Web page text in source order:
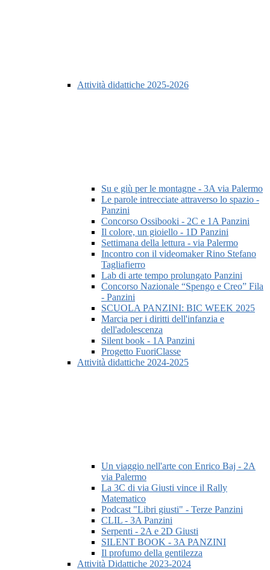
Attività didattiche 2025-2026
Su e giù per le montagne - 3A via Palermo
Le parole intrecciate attraverso lo spazio -
Panzini
Concorso Ossibooki - 2C e 1A Panzini
Il colore, un gioiello - 1D Panzini
Settimana della lettura - via Palermo
Incontro con il videomaker Rino Stefano
Tagliafierro
Lab di arte tempo prolungato Panzini
Concorso Nazionale “Spengo e Creo” Fila
- Panzini
SCUOLA PANZINI: BIC WEEK 2025
Marcia per i diritti dell'infanzia e
dell'adolescenza
Silent book - 1A Panzini
Progetto FuoriClasse
Attività didattiche 2024-2025
Un viaggio nell'arte con Enrico Baj - 2A
via Palermo
La 3C di via Giusti vince il Rally
Matematico
Podcast "Libri giusti" - Terze Panzini
CLIL - 3A Panzini
Serpenti - 2A e 2D Giusti
SILENT BOOK - 3A PANZINI
Il profumo della gentilezza
Attività Didattiche 2023-2024